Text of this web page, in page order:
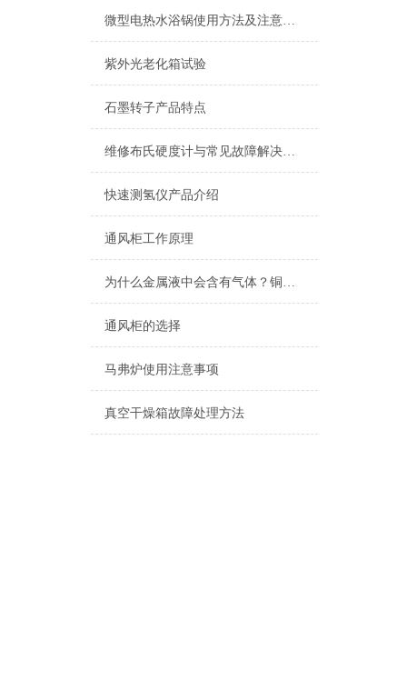
酒精喷灯燃烧试验仪
查看更多 >>
微型电热水浴锅使用方法及注意事项
紫外光老化箱试验
石墨转子产品特点
维修布氏硬度计与常见故障解决方法
快速测氢仪产品介绍
通风柜工作原理
为什么金属液中会含有气体？铜铝液气体的来源
通风柜的选择
马弗炉使用注意事项
真空干燥箱故障处理方法